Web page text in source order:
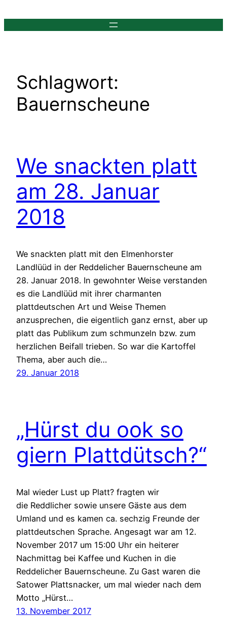
Schlagwort:
Bauernscheune
We snackten platt
am 28. Januar
2018
We snackten platt mit den Elmenhorster
Landlüüd in der Reddelicher Bauernscheune am
28. Januar 2018. In gewohnter Weise verstanden
es die Landlüüd mit ihrer charmanten
plattdeutschen Art und Weise Themen
anzusprechen, die eigentlich ganz ernst, aber up
platt das Publikum zum schmunzeln bzw. zum
herzlichen Beifall trieben. So war die Kartoffel
Thema, aber auch die…
29. Januar 2018
„Hürst du ook so
giern Plattdütsch?“
Mal wieder Lust up Platt? fragten wir
die Reddlicher sowie unsere Gäste aus dem
Umland und es kamen ca. sechzig Freunde der
plattdeutschen Sprache. Angesagt war am 12.
November 2017 um 15:00 Uhr ein heiterer
Nachmittag bei Kaffee und Kuchen in die
Reddelicher Bauernscheune. Zu Gast waren die
Satower Plattsnacker, um mal wieder nach dem
Motto „Hürst…
13. November 2017